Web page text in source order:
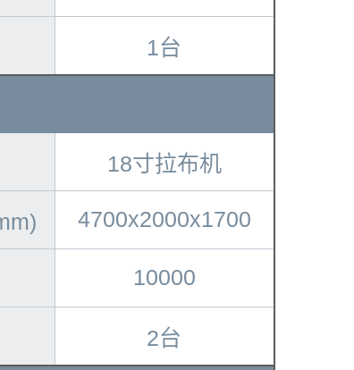
1台
18寸拉布机
4700x2000x1700
10000
2台